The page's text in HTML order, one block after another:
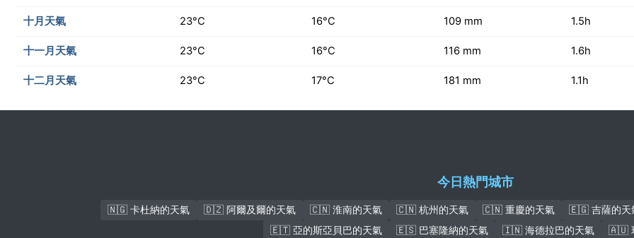
十月天氣 23°C 16°C 109 mm 1.5h
十一月天氣 23°C 16°C 116 mm 1.6h
十二月天氣 23°C 17°C 181 mm 1.1h
今日熱門城市
🇳🇬 卡杜納的天氣 🇩🇿 阿爾及爾的天氣 🇨🇳 淮南的天氣 🇨🇳 杭州的天氣 🇨🇳 重慶的天氣 🇪🇬 吉薩的天
🇪🇹 亞的斯亞貝巴的天氣
🇪🇸 巴塞隆納的天氣 🇮🇳 海德拉巴的天氣 🇦🇺